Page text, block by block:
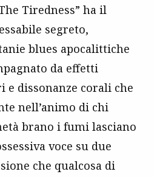
Tiredness” ha il
segreto,
blues apocalittiche
da effetti
dissonanze corali che
nell’animo di chi
brano i fumi lasciano
voce su due
che qualcosa di